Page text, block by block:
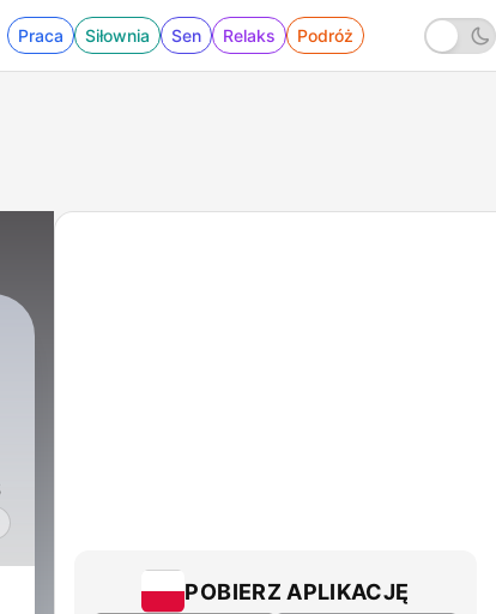
Praca Siłownia Sen Relaks Podróż
POBIERZ APLIKACJĘ